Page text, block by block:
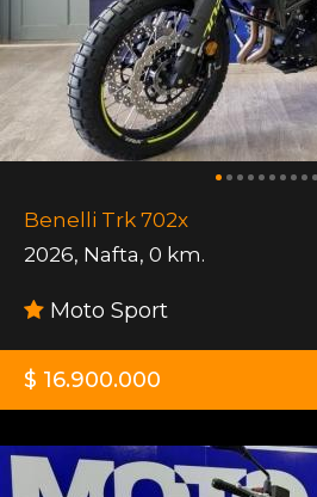
Benelli Trk 702x
2026, Nafta, 0 km.
Moto Sport
$ 16.900.000